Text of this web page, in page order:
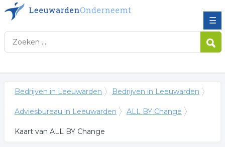
☰
Bedrijven in Leeuwarden Bedrijven in Leeuwarden
Adviesbureau in Leeuwarden ALL BY Change
Kaart van ALL BY Change